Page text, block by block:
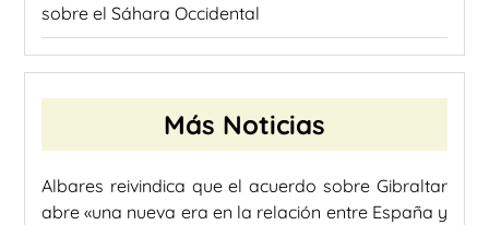
sobre el Sáhara Occidental
Más Noticias
Albares reivindica que el acuerdo sobre Gibraltar
abre «una nueva era en la relación entre España y